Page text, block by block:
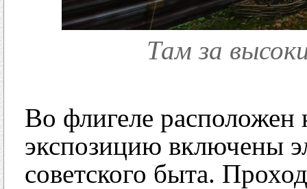
Там за
Во флигеле расположен
экспозицию включены
советского быта.